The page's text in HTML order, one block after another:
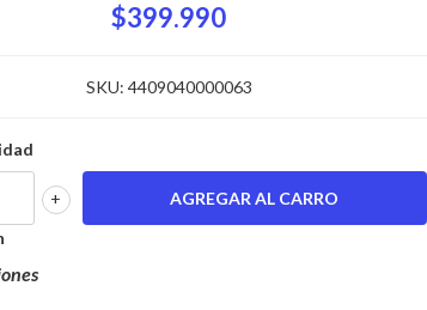
$399.990
SKU: 4409040000063
+